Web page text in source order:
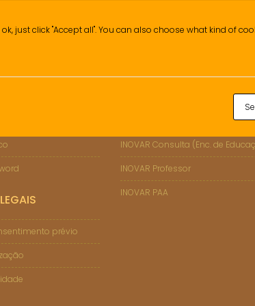
prévio
INOVAR Consulta (Enc. de
INOVAR Professor
INOVAR PAA
just click "Accept all". You can also choose what kind of